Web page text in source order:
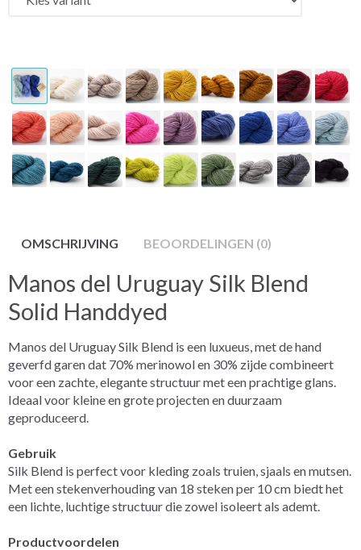
OMSCHRIJVING BEOORDELINGEN (0)
Manos del Uruguay Silk Blend
Solid Handdyed
Manos del Uruguay Silk Blend is een luxueus, met de hand
geverfd garen dat 70% merinowol en 30% zijde combineert
voor een zachte, elegante structuur met een prachtige glans.
Ideaal voor kleine en grote projecten en duurzaam
geproduceerd.
Gebruik
Silk Blend is perfect voor kleding zoals truien, sjaals en mutsen.
Met een stekenverhouding van 18 steken per 10 cm biedt het
een lichte, luchtige structuur die zowel isoleert als ademt.
Productvoordelen